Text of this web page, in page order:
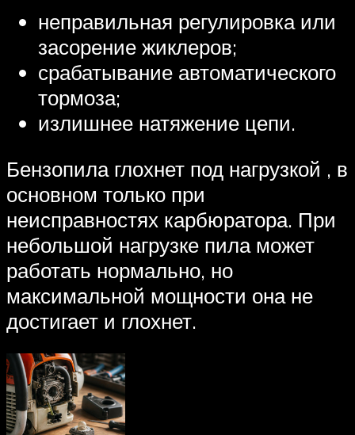
неправильная регулировка или
засорение жиклеров;
срабатывание автоматического
тормоза;
излишнее натяжение цепи.
Бензопила глохнет под нагрузкой , в
основном только при
неисправностях карбюратора. При
небольшой нагрузке пила может
работать нормально, но
максимальной мощности она не
достигает и глохнет.